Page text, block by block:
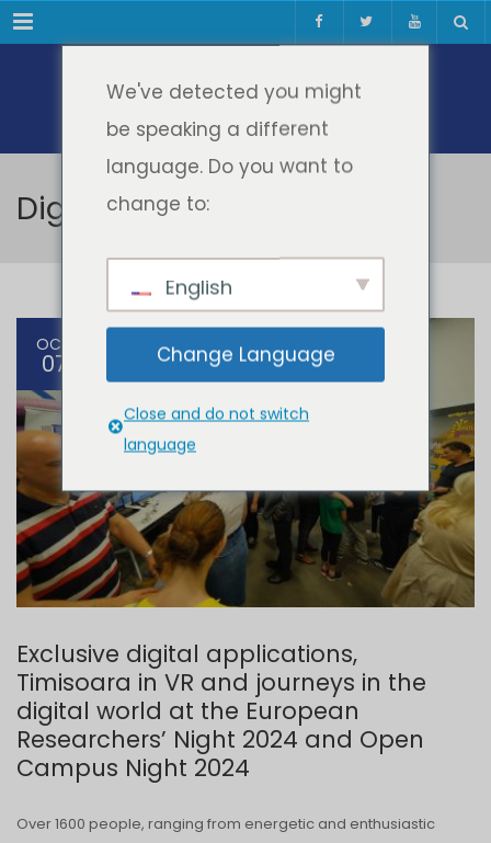
Meniul
DigiCulture
OCT
07
Exclusive digital applications,
Timisoara in VR and journeys in the
digital world at the European
Researchers’ Night 2024 and Open
Campus Night 2024
Over 1600 people, ranging from energetic and enthusiastic
We've detected you might
be speaking a different
language. Do you want to
change to:
English
Change Language
Close and do not switch
language